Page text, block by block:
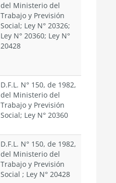
del Ministerio del
Trabajo y Previsión
Social; Ley N° 20326;
Ley N° 20360; Ley N°
20428
D.F.L. N° 150, de 1982,
del Ministerio del
Trabajo y Previsión
Social; Ley N° 20360
D.F.L. N° 150, de 1982,
del Ministerio del
Trabajo y Previsión
Social ; Ley N° 20428